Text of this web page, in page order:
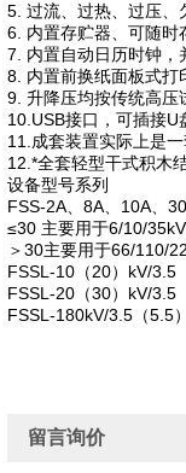
5. 过流、过热、过压、
6. 内置存贮器、可随时
7. 内置自动日历时钟，
8. 内置前换纸面板式打
9. 升降压均按传统高压
10.USB接口，可插接
11.成套装置实际上是
12.*全套轻型干式积木
设备型号系列
FSS-2A、8A、10A、
≤30 主要用于6/10/
＞30主要用于66/110/
FSSL-10（20）kV/
FSSL-20（30）kV/
FSSL-180kV/3.5（
留言询价